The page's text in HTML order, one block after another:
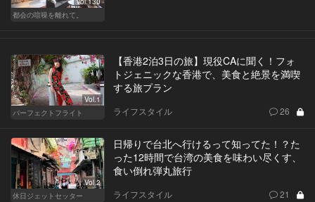
都会の喧噪を離れて。
Vol.1
パーフェクトフライト
【香港2泊3日の旅】現役CAに聞く！フォ
トジェニックな香港で、美食と絶景を満喫
する旅プラン
ライフスタイル 26
Vol.2
休日ジェットセッター
日帰りで台北へ行けるって知ってた！？た
った12時間で台湾の美食を味わい尽くす、
食い倒れ弾丸旅行
ライフスタイル 21